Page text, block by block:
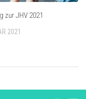
zur JHV 2021
2021